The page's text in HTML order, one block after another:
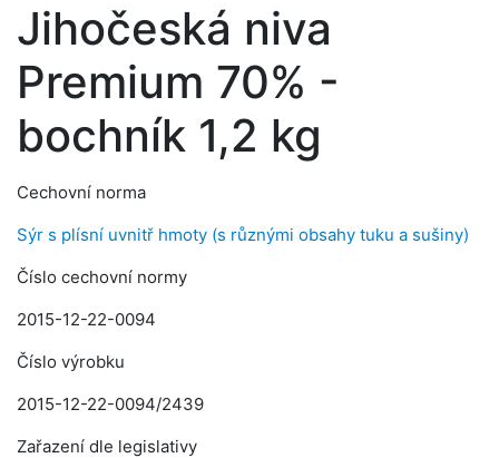
Jihočeská niva
Premium 70% -
bochník 1,2 kg
Cechovní norma
Sýr s plísní uvnitř hmoty (s různými obsahy tuku a sušiny)
Číslo cechovní normy
2015-12-22-0094
Číslo výrobku
2015-12-22-0094/2439
Zařazení dle legislativy